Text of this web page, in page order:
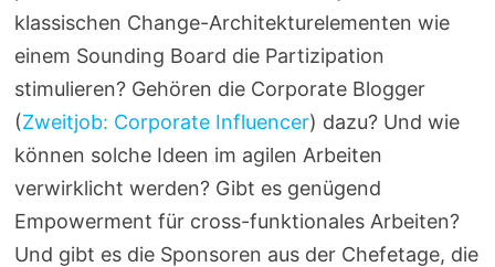
klassischen Change-Architekturelementen wie
einem Sounding Board die Partizipation
stimulieren? Gehören die Corporate Blogger
(Zweitjob: Corporate Influencer) dazu? Und wie
können solche Ideen im agilen Arbeiten
verwirklicht werden? Gibt es genügend
Empowerment für cross-funktionales Arbeiten?
Und gibt es die Sponsoren aus der Chefetage, die